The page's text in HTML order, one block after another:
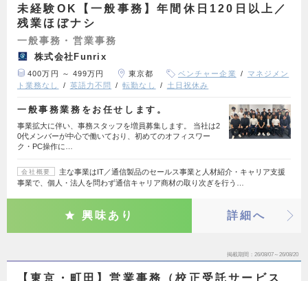
未経験OK【一般事務】年間休日120日以上／
残業ほぼナシ
一般事務・営業事務
株式会社Funrix
400万円 ～ 499万円 東京都 ベンチャー企業
マネジメン
ト業務なし
英語力不問 転勤なし 土日祝休み
一般事務業務をお任せします。
事業拡大に伴い、事務スタッフを増員募集します。 当社は2
0代メンバーが中心で働いており、初めてのオフィスワー
ク・PC操作に…
会社概要
主な事業はIT／通信製品のセールス事業と人材紹介・キャリア支援
事業で、個人・法人を問わず通信キャリア商材の取り次ぎを行う…
興味あり 詳細へ
掲載期間 26/08/07～26/08/20
【東京・町田】営業事務（校正受託サービス